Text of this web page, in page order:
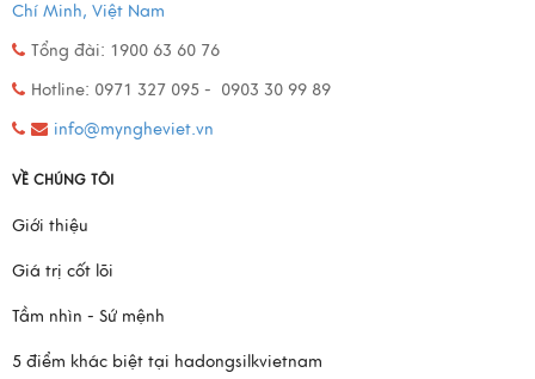
Chí Minh, Việt Nam
Tổng đài: 1900 63 60 76
Hotline: 0971 327 095 - 0903 30 99 89
info@myngheviet.vn
VỀ CHÚNG TÔI
Giới thiệu
Giá trị cốt lõi
Tầm nhìn - Sứ mệnh
5 điểm khác biệt tại hadongsilkvietnam